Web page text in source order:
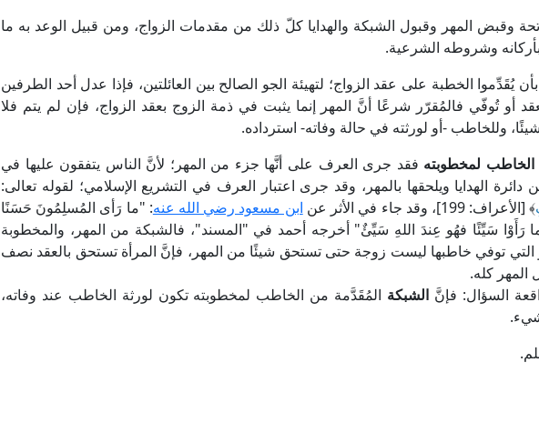
وقبض المهر وقبول الشبكة والهدايا كلّ ذلك من مقدمات الزواج، ومن قبيل الوعد به ما
وشروطه الشرعية.
يُقَدِّموا الخطبة على عقد الزواج؛ لتهيئة الجو الصالح بين العائلتين، فإذا عدل أحد الطرفين
أو تُوفّي فالمُقرّر شرعًا أنَّ المهر إنما يثبت في ذمة الزوج بعقد الزواج، فإن لم يتم فلا
وللخاطب -أو لورثته في حالة وفاته- استرداده.
الخاطب لمخطوبته فقد جرى العرف على أنَّها جزء من المهر؛ لأنَّ الناس يتفقون عليها في
دائرة الهدايا ويلحقها بالمهر، وقد جرى اعتبار العرف في التشريع الإسلامي؛ لقوله تعالى:
﴾ [الأعراف: 199]، وقد جاء في الأثر عن ابن مسعود رضي الله عنه: "ما رَأى المُسلِمُونَ حَسَنًا
رَأَوْا سَيِّئًا فهُو عِندَ اللهِ سَيِّئٌ" أخرجه أحمد في "المسند"، فالشبكة من المهر، والمخطوبة
التي توفي خاطبها ليست زوجة حتى تستحق شيئًا من المهر، فإنَّ المرأة تستحق بالعقد نصف
المهر كله.
السؤال: فإنَّالشبكة المُقَدَّمة من الخاطب لمخطوبته تكون لورثة الخاطب عند وفاته،